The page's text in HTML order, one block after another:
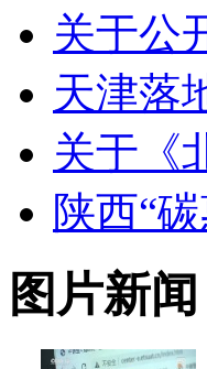
关于公
天津落
关于《
陕西“
图片新闻